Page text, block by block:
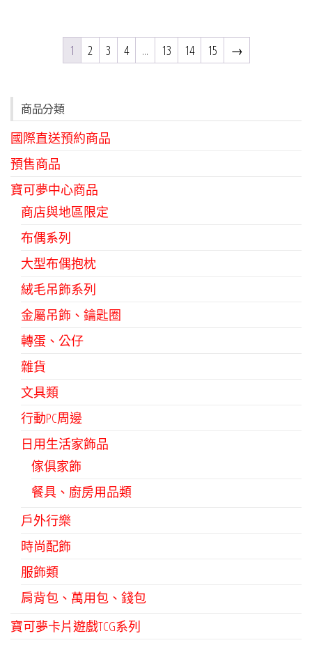
1 2 3 4 ... 13 14 15 →
商品分類
國際直送預約商品
預售商品
寶可夢中心商品
商店與地區限定
布偶系列
大型布偶抱枕
絨毛吊飾系列
金屬吊飾、鑰匙圈
轉蛋、公仔
雜貨
文具類
行動PC周邊
日用生活家飾品
傢俱家飾
餐具、廚房用品類
戶外行樂
時尚配飾
服飾類
肩背包、萬用包、錢包
寶可夢卡片遊戲TCG系列